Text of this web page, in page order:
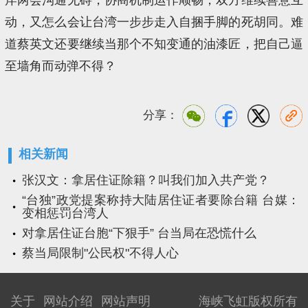
动，又怎么会让台湾一步步走入自捆手脚的死胡同。难
道蔡英文还要继续当那个不知变通的油漆匠，把自己逼
至墙角而动弹不得？
分享：
相关新闻
张汉文：拿居住证除籍？叫我们加入共产党？
“台独”政党提案称持大陆居住证者要除台籍 台媒：
变相惩罚台湾人
对拿居住证台胞“下狠手” 台当局在恐慌什么
蔡当局限制"公民权"不得人心
海峡飞虹版权所有
关于 网站介绍 网站声明